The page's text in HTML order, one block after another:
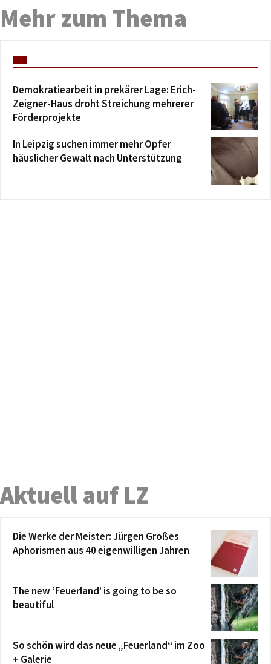
Mehr zum Thema
Demokratiearbeit in prekärer Lage: Erich-
Zeigner-Haus droht Streichung mehrerer
Förderprojekte
In Leipzig suchen immer mehr Opfer
häuslicher Gewalt nach Unterstützung
Aktuell auf LZ
Die Werke der Meister: Jürgen Großes
Aphorismen aus 40 eigenwilligen Jahren
The new ‘Feuerland’ is going to be so
beautiful
So schön wird das neue „Feuerland“ im Zoo
+ Galerie